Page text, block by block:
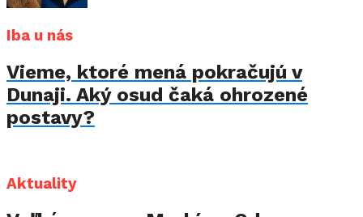
Iba u nás
Vieme, ktoré mená pokračujú v
Dunaji. Aký osud čaká ohrozené
postavy?
Aktuality